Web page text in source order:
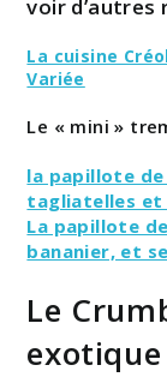
voir
La cuisine
Variée
Le « mini »
la papillote de
tagliatelles et
La papillote
bananier, et
Le